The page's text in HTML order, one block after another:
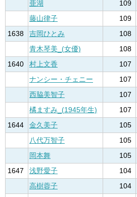
亜湖 109
藤山律子
109
1638
吉岡ひとみ 108
青木琴美_(女優)
108
1640
村上文香 107
ナンシー・チェニー
107
西脇美智子
107
橘ますみ_(1945年生)
107
1644
金久美子 105
八代万智子
105
岡本舞
105
1647
浅野愛子 104
高樹蓉子
104